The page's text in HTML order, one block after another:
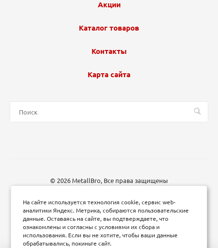
Акции
Каталог товаров
Контакты
Карта сайта
© 2026 MetallBro, Все права защищены
На сайте используется технология cookie, сервис web-
аналитики Яндекс. Метрика, собираются пользовательские
данные. Оставаясь на сайте, вы подтверждаете, что
ознакомлены и согласны с условиями их сбора и
использования. Если вы не хотите, чтобы ваши данные
обрабатывались, покиньте сайт.